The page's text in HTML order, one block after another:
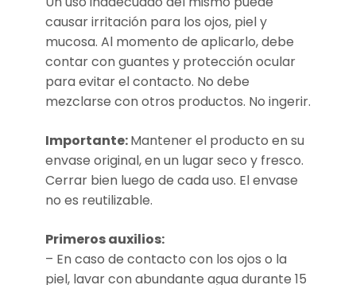
causar irritación para los ojos, piel y
mucosa. Al momento de aplicarlo, debe
contar con guantes y protección ocular
para evitar el contacto. No debe
mezclarse con otros productos. No ingerir.
Importante:Mantener el producto en su
envase original, en un lugar seco y fresco.
Cerrar bien luego de cada uso. El envase
no es reutilizable.
Primeros auxilios:
– En caso de contacto con los ojos o la
piel, lavar con abundante agua durante 15